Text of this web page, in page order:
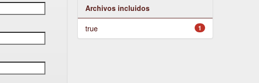
Archivos incluidos
1
true